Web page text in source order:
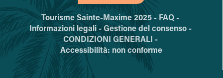
Tourisme Sainte-Maxime 2025 - FAQ -
Informazioni legali -Gestione del consenso -
CONDIZIONI GENERALI -
Accessibilità: non conforme